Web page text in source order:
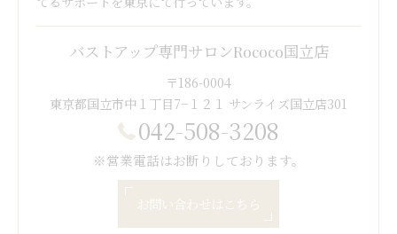
バストアップ専門サロンRococo国立店
〒186-0004
東京都国立市中１丁目7−１２１ サンライズ国立店301
042-508-3208
※営業電話はお断りしております。
お問い合わせはこちら